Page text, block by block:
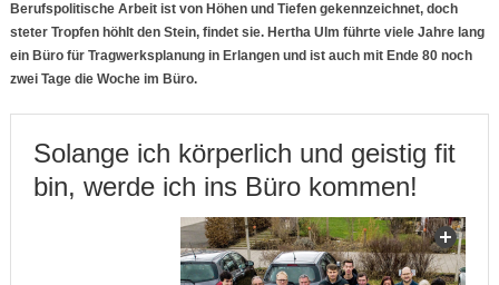
Berufspolitische Arbeit ist von Höhen und Tiefen gekennzeichnet, doch
steter Tropfen höhlt den Stein, findet sie. Hertha Ulm führte viele Jahre lang
ein Büro für Tragwerksplanung in Erlangen und ist auch mit Ende 80 noch
zwei Tage die Woche im Büro.
Solange ich körperlich und geistig fit
bin, werde ich ins Büro kommen!